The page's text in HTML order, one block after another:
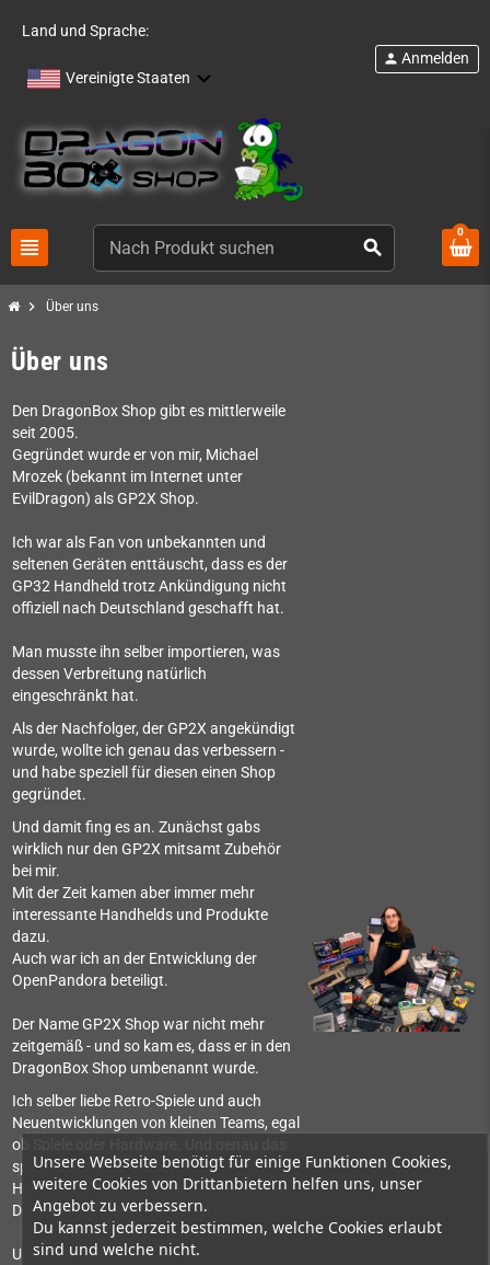
Land und Sprache:
Vereinigte Staaten
view_headline search
person Anmelden
Unsere Webseite benötigt für einige Funktionen Cookies,
weitere Cookies von Drittanbietern helfen uns, unser
Angebot zu verbessern.
Du kannst jederzeit bestimmen, welche Cookies erlaubt
sind und welche nicht.
0
chevron_right Über uns
Über uns
Den DragonBox Shop gibt es mittlerweile
seit 2005.
Gegründet wurde er von mir, Michael
Mrozek (bekannt im Internet unter
EvilDragon) als GP2X Shop.
Ich war als Fan von unbekannten und
seltenen Geräten enttäuscht, dass es der
GP32 Handheld trotz Ankündigung nicht
offiziell nach Deutschland geschafft hat.
Man musste ihn selber importieren, was
dessen Verbreitung natürlich
eingeschränkt hat.
Als der Nachfolger, der GP2X angekündigt
wurde, wollte ich genau das verbessern -
und habe speziell für diesen einen Shop
gegründet.
Und damit fing es an. Zunächst gabs
wirklich nur den GP2X mitsamt Zubehör
bei mir.
Mit der Zeit kamen aber immer mehr
interessante Handhelds und Produkte
dazu.
Auch war ich an der Entwicklung der
OpenPandora beteiligt.
Der Name GP2X Shop war nicht mehr
zeitgemäß - und so kam es, dass er in den
DragonBox Shop umbenannt wurde.
Ich selber liebe Retro-Spiele und auch
Neuentwicklungen von kleinen Teams, egal
ob Spiele oder Hardware. Und genau das
spiegelt der Shop wieder:
Hier gibt es Hardware, die man sonst in
Deutschland nicht oder kaum findet.
Und neue Spiele für Retro-Systeme, sowie